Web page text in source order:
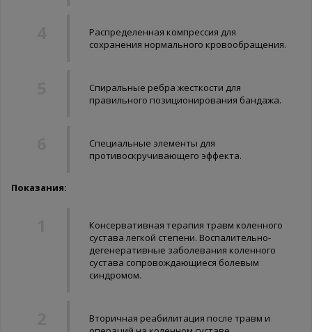
Распределенная компрессия для
сохранения нормального кровообращения.
Спиральные ребра жесткости для
правильного позиционирования бандажа.
Специальные элементы для
противоскручивающего эффекта.
Показания:
Консервативная терапия травм коленного
сустава легкой степени. Воспалительно-
дегенеративные заболевания коленного
сустава сопровождающиеся болевым
синдромом.
Вторичная реабилитация после травм и